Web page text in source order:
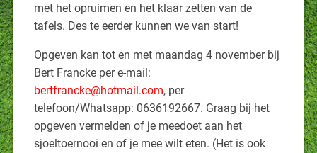
met het opruimen en het klaar zetten van de
tafels. Des te eerder kunnen we van start!
Opgeven kan tot en met maandag 4 november bij
Bert Francke per e-mail:
bertfrancke@hotmail.com, per
telefoon/Whatsapp: 0636192667. Graag bij het
opgeven vermelden of je meedoet aan het
sjoeltoernooi en of je mee wilt eten. (Het is ook